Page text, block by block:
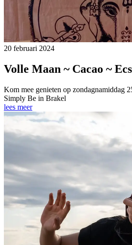
20 februari 2024
Volle Maan ~ Cacao ~
Kom mee genieten op zondagnamiddag
Simply Be in Brakel
lees meer